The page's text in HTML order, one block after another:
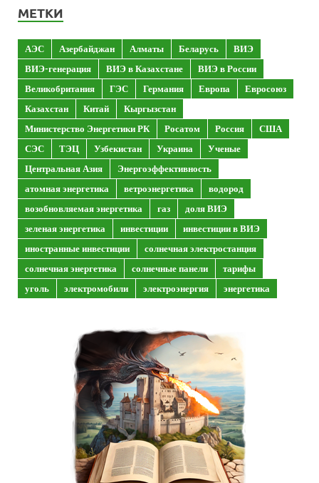
МЕТКИ
АЭС Азербайджан Алматы Беларусь
ВИЭ
ВИЭ-генерация
ВИЭ в Казахстане
ВИЭ в России
Великобритания
ГЭС Германия Европа
Евросоюз
Казахстан
Китай
Кыргызстан
Министерство Энергетики РК
Росатом Россия
США
СЭС
ТЭЦ Узбекистан Украина
Ученые
Центральная Азия
Энергоэффективность
атомная энергетика
ветроэнергетика
водород
возобновляемая энергетика
газ
доля ВИЭ
зеленая энергетика
инвестиции
инвестиции в ВИЭ
иностранные инвестиции
солнечная электростанция
солнечная энергетика
солнечные панели
тарифы
уголь
электромобили электроэнергия энергетика